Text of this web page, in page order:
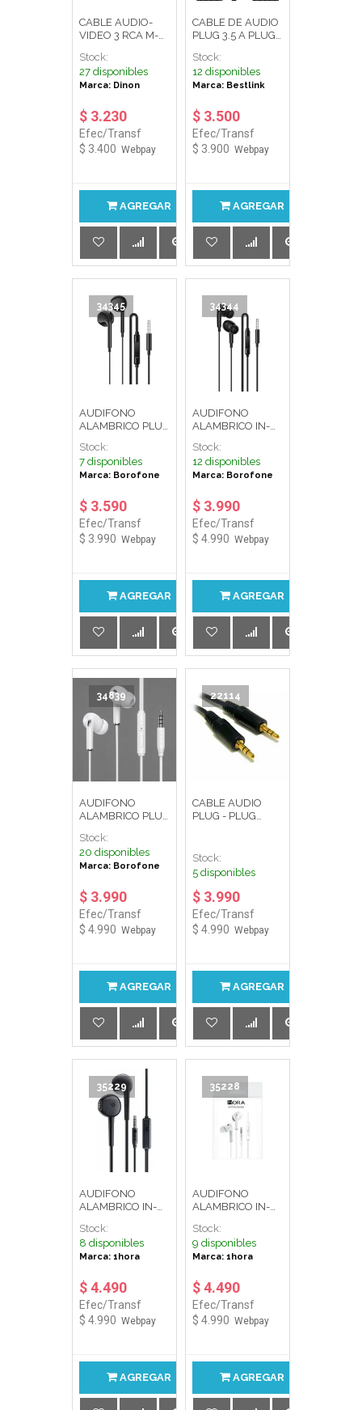
CABLE AUDIO-
VIDEO 3 RCA M-M
9132 DINON
Stock:
27 disponibles
Marca: Dinon
$ 3.230
Efec/Transf
$ 3.400 Webpay
AGREGAR
CABLE DE AUDIO
PLUG 3.5 A PLUG
C/ROTACION BL-
CB150/150171
BESTLINK
Stock:
12 disponibles
Marca: Bestlink
$ 3.500
Efec/Transf
$ 3.900 Webpay
AGREGAR
34345
AUDIFONO
ALAMBRICO PLUG
C/MICROFONO
NEGRO PLUG 3.5
mm 1,2 m BM100
Stock:
7 disponibles
Marca: Borofone
$ 3.590
Efec/Transf
$ 3.990 Webpay
AGREGAR
34344
AUDIFONO
ALAMBRICO IN-
C/MICROFONO
NEGRO PLUG 3.5
mm 1,2 m BM100
Stock:
12 disponibles
Marca: Borofone
$ 3.990
Efec/Transf
$ 4.990 Webpay
AGREGAR
34839
AUDIFONO
ALAMBRICO PLUG
C/MICROFONO
BLANCO 1,2 m
Stock:
20 disponibles
Marca: Borofone
$ 3.990
Efec/Transf
$ 4.990 Webpay
AGREGAR
22114
CABLE AUDIO
PLUG - PLUG
Stock:
5 disponibles
$ 3.990
Efec/Transf
$ 4.990 Webpay
AGREGAR
35229
AUDIFONO
ALAMBRICO IN-
PLUG3.5MM
AUT117N NEGRO
1HORA
Stock:
8 disponibles
Marca: 1hora
$ 4.490
Efec/Transf
$ 4.990 Webpay
AGREGAR
35228
AUDIFONO
ALAMBRICO IN-
PLUG3.5MM
AUT123B BLANCO
1HORA
Stock:
9 disponibles
Marca: 1hora
$ 4.490
Efec/Transf
$ 4.990 Webpay
AGREGAR